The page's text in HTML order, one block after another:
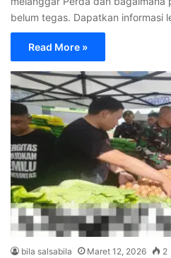
belum tegas. Dapatkan informasi
Read More »
bila salsabila Maret 12, 2026 2